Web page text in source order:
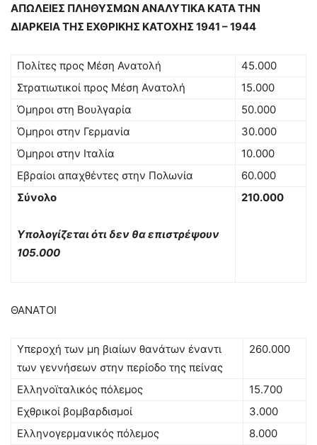
ΑΠΩΛΕΙΕΣ ΠΛΗΘΥΣΜΩΝ ΑΝΑΛΥΤΙΚΑ ΚΑΤΑ ΤΗΝ
ΔΙΑΡΚΕΙΑ ΤΗΣ ΕΧΘΡΙΚΗΣ ΚΑΤΟΧΗΣ 1941 – 1944
Πολίτες προς Μέση Ανατολή
45.000
Στρατιωτικοί προς Μέση Ανατολή
15.000
Όμηροι στη Βουλγαρία
50.000
Όμηροι στην Γερμανία
30.000
Όμηροι στην Ιταλία
10.000
Εβραίοι απαχθέντες στην Πολωνία
60.000
Σύνολο
Υπολογίζεται ότι δεν θα επιστρέψουν
105.000
210.000
ΘΑΝΑΤΟΙ
Υπεροχή των μη βιαίων θανάτων έναντι
των γεννήσεων στην περίοδο της πείνας
260.000
Ελληνοϊταλικός πόλεμος
15.700
Εχθρικοί βομβαρδισμοί
3.000
Ελληνογερμανικός πόλεμος
8.000